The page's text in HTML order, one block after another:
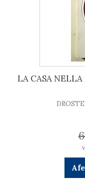
LA CASA